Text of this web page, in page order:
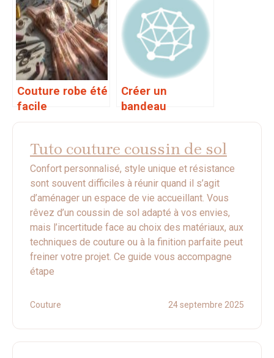
Couture robe été
facile
Créer un
bandeau
cheveux tissu
Tuto couture coussin de sol
Confort personnalisé, style unique et résistance
sont souvent difficiles à réunir quand il s’agit
d’aménager un espace de vie accueillant. Vous
rêvez d’un coussin de sol adapté à vos envies,
mais l’incertitude face au choix des matériaux, aux
techniques de couture ou à la finition parfaite peut
freiner votre projet. Ce guide vous accompagne
étape
Couture 24 septembre 2025